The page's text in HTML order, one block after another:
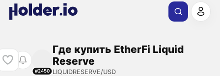
#2450
Где купить EtherFi Liquid
Reserve
LIQUIDRESERVE/USD